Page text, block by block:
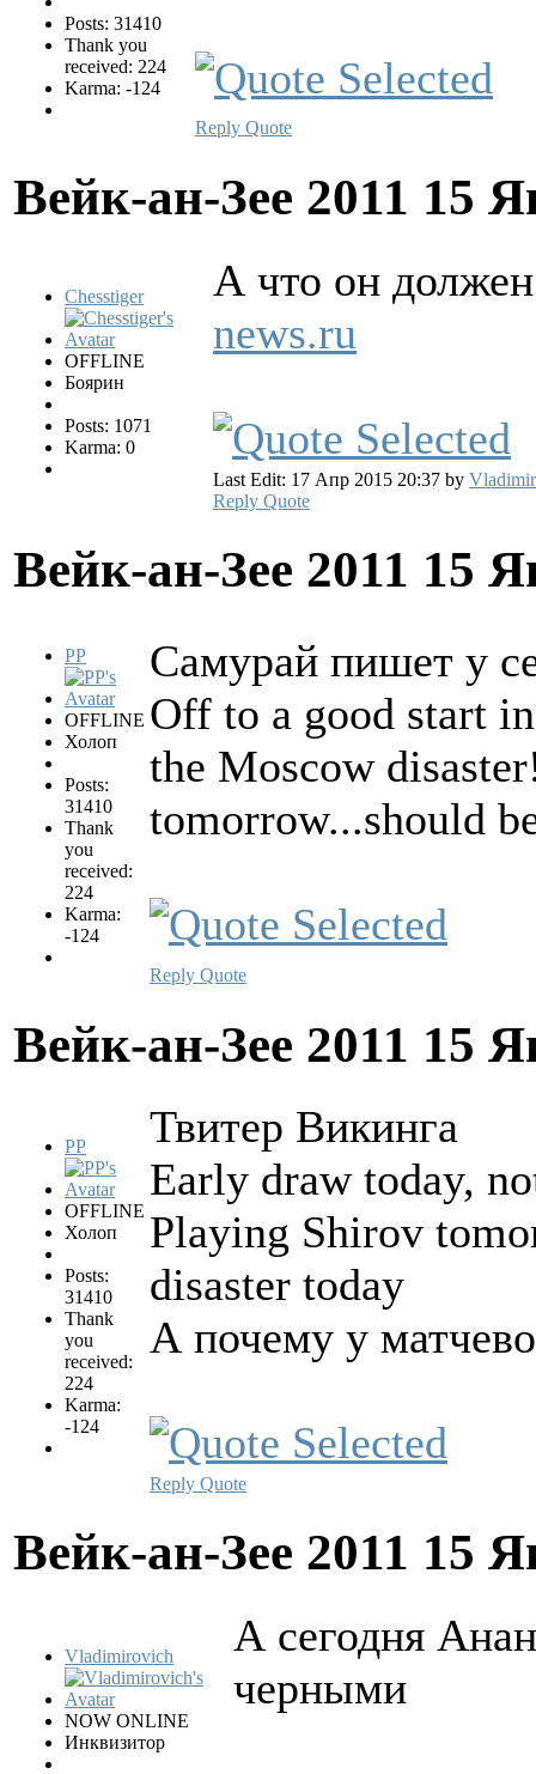
Posts: 31410
Thank you
received: 224
Karma: -124
Reply Quote
Вейк-ан-Зее 2011 15
Chesstiger
OFFLINE
Боярин
Posts: 1071
Karma: 0
А что он
news.ru
Last Edit: 17 Апр 2015 20:37 by
Reply Quote
Вейк-ан-Зее 2011 15
PP
OFFLINE
Холоп
Posts:
31410
Thank
you
received:
224
Karma:
-124
Самурай пишет у
Off to a good start
the Moscow
tomorrow...should
Reply Quote
Вейк-ан-Зее 2011 15
PP
OFFLINE
Холоп
Posts:
31410
Thank
you
received:
224
Karma:
-124
Твитер Викинга
Early draw today,
Playing Shirov
disaster today
А почему у
Reply Quote
Вейк-ан-Зее 2011 15
Vladimirovich
NOW ONLINE
Инквизитор
А сегодня
черными